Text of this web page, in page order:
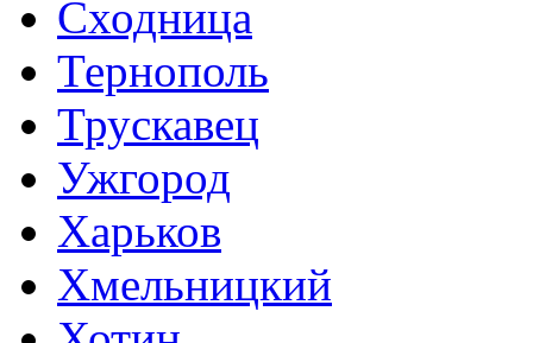
Сходница
Тернополь
Трускавец
Ужгород
Харьков
Хмельницкий